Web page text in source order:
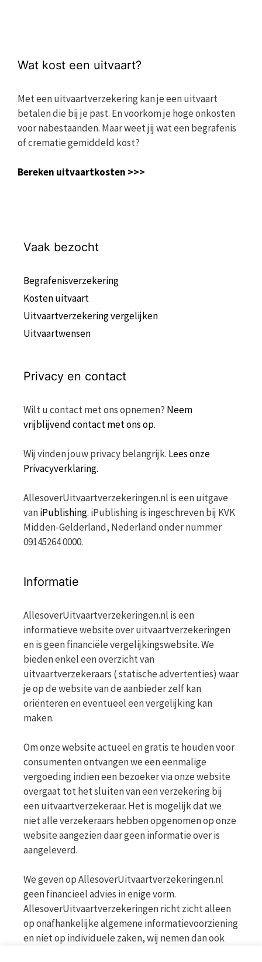
Wat kost een uitvaart?
Met een uitvaartverzekering kan je een uitvaart
betalen die bij je past. En voorkom je hoge onkosten
voor nabestaanden. Maar weet jij wat een begrafenis
of crematie gemiddeld kost?
Bereken uitvaartkosten >>>
Vaak bezocht
Begrafenisverzekering
Kosten uitvaart
Uitvaartverzekering vergelijken
Uitvaartwensen
Privacy en contact
Wilt u contact met ons opnemen? Neem
vrijblijvend contact met ons op.
Wij vinden jouw privacy belangrijk. Lees onze
Privacyverklaring.
AllesoverUitvaartverzekeringen.nl is een uitgave
vaniPublishing. iPublishing is ingeschreven bij KVK
Midden-Gelderland, Nederland onder nummer
09145264 0000.
Informatie
AllesoverUitvaartverzekeringen.nl is een
informatieve website over uitvaartverzekeringen
en is geen financiële vergelijkingswebsite. We
bieden enkel een overzicht van
uitvaartverzekeraars ( statische advertenties) waar
je op de website van de aanbieder zelf kan
oriënteren en eventueel een vergelijking kan
maken.
Om onze website actueel en gratis te houden voor
consumenten ontvangen we een eenmalige
vergoeding indien een bezoeker via onze website
overgaat tot het sluiten van een verzekering bij
een uitvaartverzekeraar. Het is mogelijk dat we
niet alle verzekeraars hebben opgenomen op onze
website aangezien daar geen informatie over is
aangeleverd.
We geven op AllesoverUitvaartverzekeringen.nl
geen financieel advies in enige vorm.
AllesoverUitvaartverzekeringen richt zicht alleen
op onafhankelijke algemene informatievoorziening
en niet op individuele zaken, wij nemen dan ook